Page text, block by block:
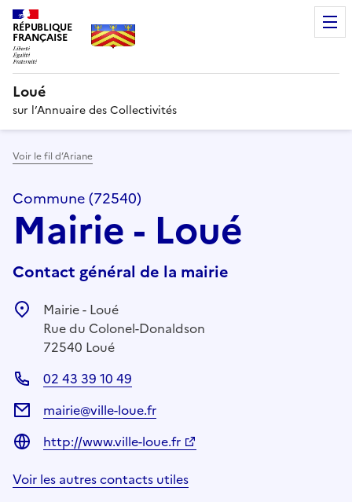
RÉPUBLIQUE
FRANÇAISE
Loué
sur l’Annuaire des Collectivités
Voir le fil d’Ariane
Commune (72540)
Mairie - Loué
Contact général de la mairie
Mairie - Loué
Rue du Colonel-Donaldson
72540 Loué
02 43 39 10 49
mairie@ville-loue.fr
http://www.ville-loue.fr
Voir les autres contacts utiles